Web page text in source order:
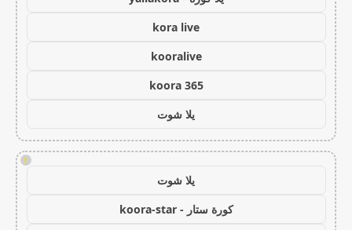
kora live
kooralive
koora 365
يلا شوت
!
يلا شوت
كورة ستار - koora-star